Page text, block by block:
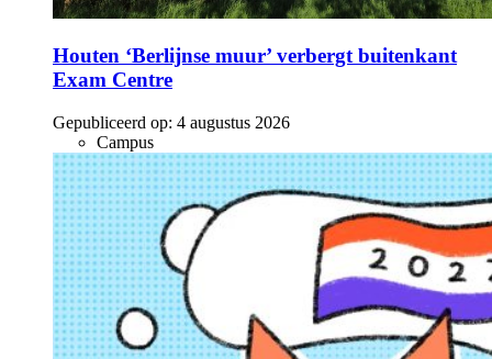
Houten ‘Berlijnse muur’ verbergt buitenkant
Exam Centre
Gepubliceerd op: 4 augustus 2026
Campus